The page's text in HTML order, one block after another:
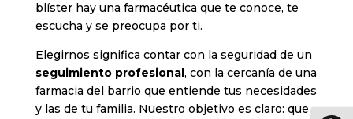
blíster hay una farmacéutica que te conoce, te
escucha y se preocupa por ti.
Elegirnos significa contar con la seguridad de un
seguimiento profesional , con la cercanía de una
farmacia del barrio que entiende tus necesidades
y las de tu familia. Nuestro objetivo es claro: que